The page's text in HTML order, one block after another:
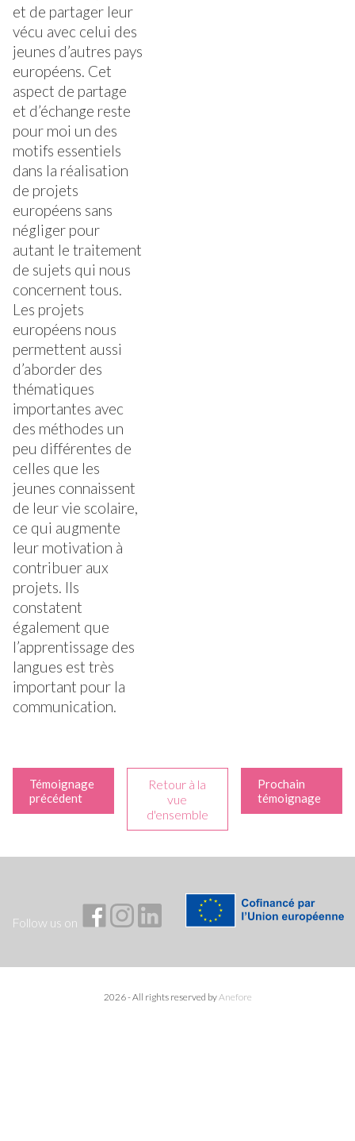
et de partager leur
vécu avec celui des
jeunes d’autres pays
européens. Cet
aspect de partage
et d’échange reste
pour moi un des
motifs essentiels
dans la réalisation
de projets
européens sans
négliger pour
autant le traitement
de sujets qui nous
concernent tous.
Les projets
européens nous
permettent aussi
d’aborder des
thématiques
importantes avec
des méthodes un
peu différentes de
celles que les
jeunes connaissent
de leur vie scolaire,
ce qui augmente
leur motivation à
contribuer aux
projets. Ils
constatent
également que
l’apprentissage des
langues est très
important pour la
communication.
Témoignage
précédent
Retour à la
vue
d'ensemble
Prochain
témoignage
Follow us on
2026 - All rights reserved by Anefore